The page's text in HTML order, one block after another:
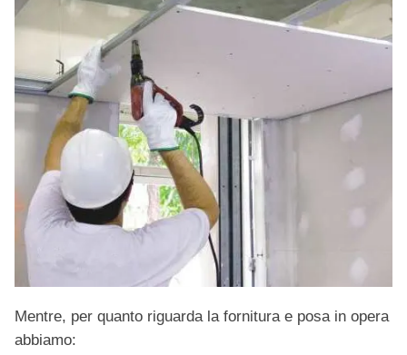
Mentre, per quanto riguarda la fornitura e posa in opera
abbiamo: